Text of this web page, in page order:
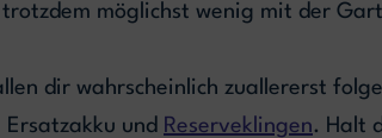
möglichst wenig mit der
dir wahrscheinlich zuallererst
und Reserveklingen. Halt